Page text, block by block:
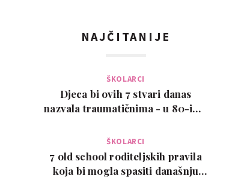
NAJČITANIJE
ŠKOLARCI
Djeca bi ovih 7 stvari danas
nazvala traumatičnima - u 80-ima
ŠKOLARCI
7 old school roditeljskih pravila
koja bi mogla spasiti današnju